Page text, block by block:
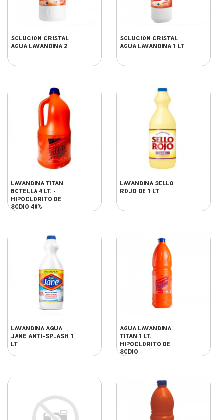
SOLUCION CRISTAL
AGUA LAVANDINA 2
SOLUCION CRISTAL
AGUA LAVANDINA 1 LT
LAVANDINA TITAN
BOTELLA 4 LT. -
HIPOCLORITO DE
SODIO 40%
LAVANDINA SELLO
ROJO DE 1 LT
LAVANDINA AGUA
JANE ANTI-SPLASH 1
LT
AGUA LAVANDINA
TITAN 1 LT.
HIPOCLORITO DE
SODIO